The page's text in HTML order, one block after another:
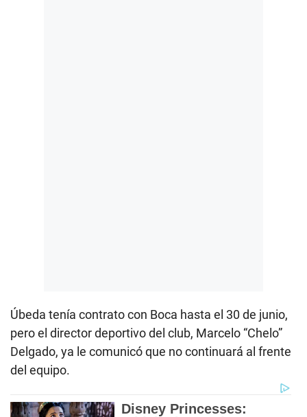
Úbeda tenía contrato con Boca hasta el 30 de junio,
pero el director deportivo del club, Marcelo “Chelo”
Delgado, ya le comunicó que no continuará al frente
del equipo.